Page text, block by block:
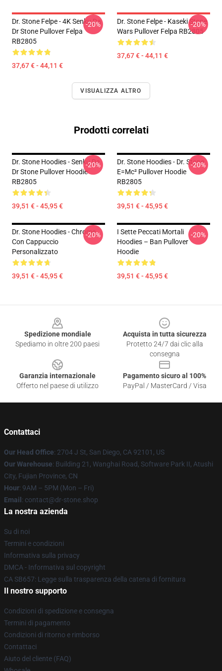
Dr. Stone Felpe - 4K Senku Da
Dr Stone Pullover Felpa
RB2805
37,67 € - 44,11 €
-20%
Dr. Stone Felpe - Kaseki Stone
Wars Pullover Felpa RB2805
37,67 € - 44,11 €
-20%
VISUALIZZA ALTRO
Prodotti correlati
Dr. Stone Hoodies - Senku Da
Dr Stone Pullover Hoodie
RB2805
39,51 € - 45,95 €
-20%
Dr. Stone Hoodies - Dr. Stone
E=mc² Pullover Hoodie
RB2805
39,51 € - 45,95 €
-20%
Dr. Stone Hoodies - Chrome
Con Cappuccio
Personalizzato
39,51 € - 45,95 €
-20%
I Sette Peccati Mortali
Hoodies – Ban Pullover
Hoodie
39,51 € - 45,95 €
-20%
Spedizione mondiale
Spediamo in oltre 200 paesi
Acquista in tutta sicurezza
Protetto 24/7 dai clic alla
consegna
Garanzia internazionale
Offerto nel paese di utilizzo
Pagamento sicuro al 100%
PayPal / MasterCard / Visa
Contattaci
Our Head Office: 2704 J St, San Diego, CA 92101, US
Our Warehouse: Building 21, Wanghai Road, Software Park II, Atushi
City, Fujian Province, CN
Hour: 9AM – 5PM (Mon – Fri)
Email : contact@dr-stone.shop
La nostra azienda
Su di noi
Termini e condizioni
Informativa sulla privacy
DMCA - Informativa sul copyright
CA SB657: Legge sulla trasparenza della catena di fornitura
Il nostro supporto
Condizioni di spedizione e consegna
Termini di pagamento
Condizioni di ritorno e rimborso
Contattaci
Aiuto del cliente (FAQ)